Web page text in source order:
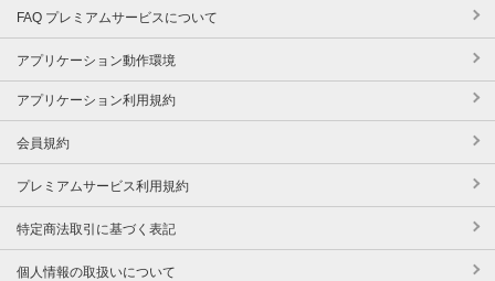
FAQ プレミアムサービスについて
アプリケーション動作環境
アプリケーション利用規約
会員規約
プレミアムサービス利用規約
特定商法取引に基づく表記
個人情報の取扱いについて